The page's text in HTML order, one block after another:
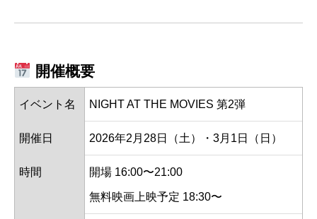
開催概要
イベント名 NIGHT AT THE MOVIES 第2弾
開催日 2026年2月28日（土）・3月1日（日）
時間 開場 16:00〜21:00
無料映画上映予定 18:30〜